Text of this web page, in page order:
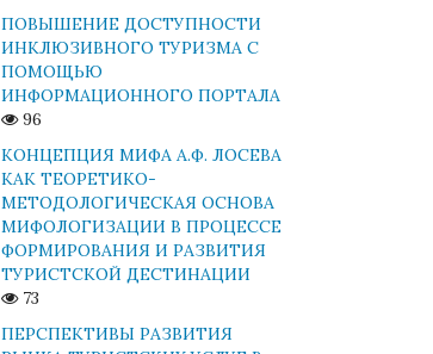
ПОВЫШЕНИЕ ДОСТУПНОСТИ
ИНКЛЮЗИВНОГО ТУРИЗМА С
ПОМОЩЬЮ
ИНФОРМАЦИОННОГО ПОРТАЛА
96
КОНЦЕПЦИЯ МИФА А.Ф. ЛОСЕВА
КАК ТЕОРЕТИКО-
МЕТОДОЛОГИЧЕСКАЯ ОСНОВА
МИФОЛОГИЗАЦИИ В ПРОЦЕССЕ
ФОРМИРОВАНИЯ И РАЗВИТИЯ
ТУРИСТСКОЙ ДЕСТИНАЦИИ
73
ПЕРСПЕКТИВЫ РАЗВИТИЯ